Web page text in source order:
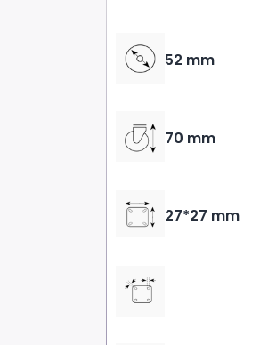
52 mm
70 mm
27*27 mm